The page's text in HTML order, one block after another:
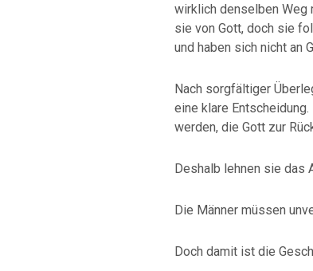
wirklich denselben Weg
sie von Gott, doch sie
und haben sich nicht an
Nach sorgfältiger
eine klare
werden, die Gott zur
Deshalb lehnen sie das
Die Männer müssen
Doch damit ist die